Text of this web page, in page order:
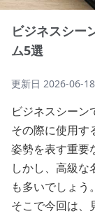
ビジネスシー
ム5選
更新日 2026-06-18
ビジネスシーン
その際に使用す
姿勢を表す重要
しかし、高級
も多いでしょう。
そこで今回は、